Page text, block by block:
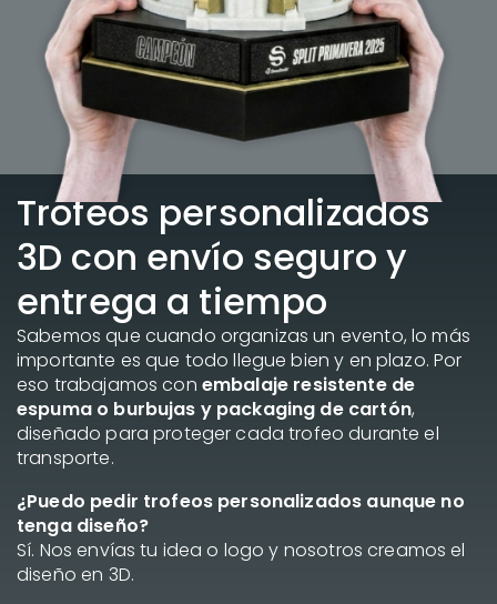
Trofeos personalizados
3D con envío seguro y
entrega a tiempo
Sabemos que cuando organizas un evento, lo más
importante es que todo llegue bien y en plazo. Por
eso trabajamos con embalaje resistente de
espuma o burbujas y packaging de cartón,
diseñado para proteger cada trofeo durante el
transporte.
¿Puedo pedir trofeos personalizados aunque no
tenga diseño?
Sí. Nos envías tu idea o logo y nosotros creamos el
diseño en 3D.